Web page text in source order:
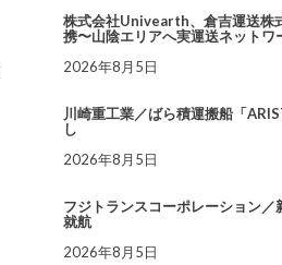
株式会社Univearth、倉吉運送株
携〜山陰エリアへ実運送ネットワ
2026年8月5日
川崎重工業／ばら積運搬船「
し
2026年8月5日
フジトランスコーポレーション／
就航
2026年8月5日